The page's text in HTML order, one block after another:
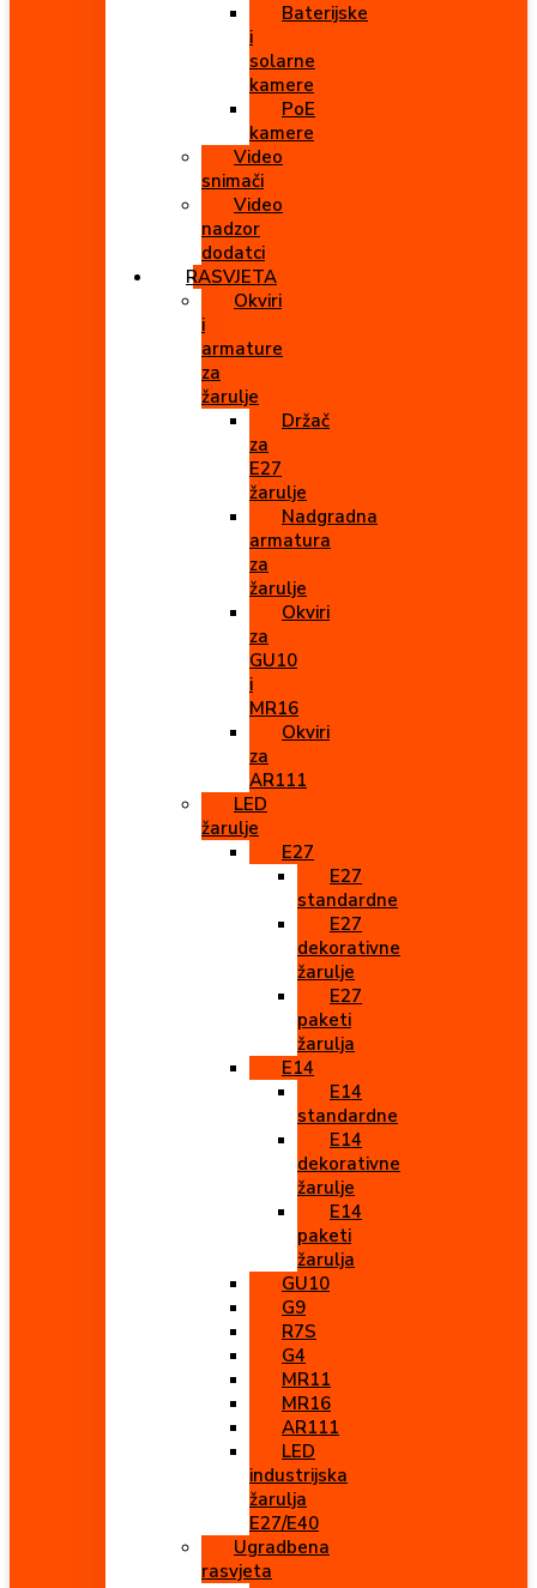
Baterijske
i
solarne
kamere
PoE
kamere
Video
snimači
Video
nadzor
dodatci
RASVJETA
Okviri
i
armature
za
žarulje
Držač
za
E27
žarulje
Nadgradna
armatura
za
žarulje
Okviri
za
GU10
i
MR16
Okviri
za
AR111
LED
žarulje
E27
E27
standardne
E27
dekorativne
žarulje
E27
paketi
žarulja
E14
E14
standardne
E14
dekorativne
žarulje
E14
paketi
žarulja
GU10
G9
R7S
G4
MR11
MR16
AR111
LED
industrijska
žarulja
E27/E40
Ugradbena
rasvjeta